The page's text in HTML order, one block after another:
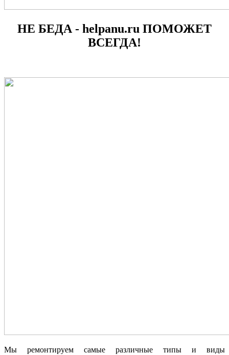
НЕ БЕДА - helpanu.ru ПОМОЖЕТ
ВСЕГДА!
Мы ремонтируем самые различные типы и виды